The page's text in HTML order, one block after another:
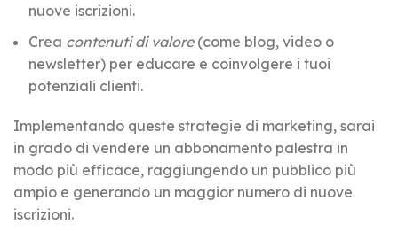
nuove iscrizioni.
Crea contenuti di valore(come blog, video o
newsletter) per educare e coinvolgere i tuoi
potenziali clienti.
Implementando queste strategie di marketing, sarai
in grado di vendere un abbonamento palestra in
modo più efficace, raggiungendo un pubblico più
ampio e generando un maggior numero di nuove
iscrizioni.